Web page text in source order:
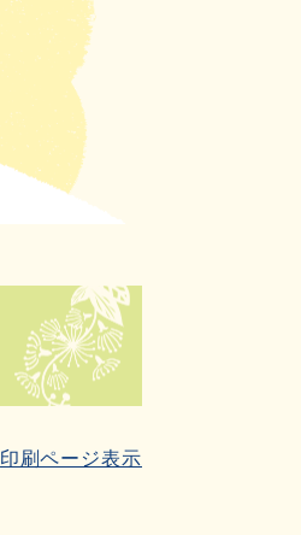
印刷ページ表示